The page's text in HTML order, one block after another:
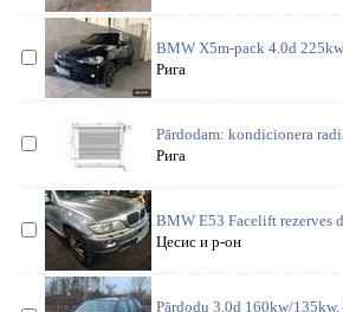
BMW X5m-pack 4.0d
Рига
Pārdodam: kondicionera
Рига
BMW E53 Facelift rezerves
Цесис и р-он
Pārdodu 3.0d 160kw/